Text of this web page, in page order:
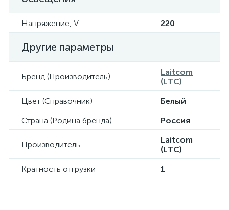
Напряжение, V 220
Другие параметры
Бренд (Производитель)
Laitcom
(LTC)
Цвет (Справочник)
Белый
Страна (Родина бренда)
Россия
Производитель
Laitcom
(LTC)
Кратность отгрузки
1